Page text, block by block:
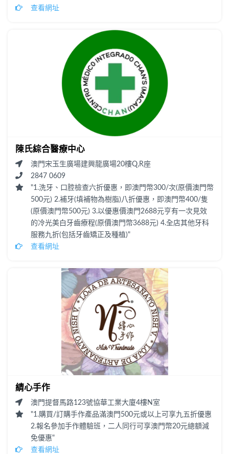
查看網址
陳氏綜合醫療中心
澳門宋玉生廣場建興龍廣場20樓Q,R座
2847 0609
"1.洗牙、口腔檢查六折優惠，即澳門幣300/次(原價澳門幣
500元) 2.補牙(填補物為樹脂)八折優惠，即澳門幣400/隻
(原價澳門幣500元) 3.以優惠價澳門2688元亨有一次見效
的冷光美白牙齒療程(原價澳門幣3688元) 4.全店其他牙科
服務九折(包括牙齒矯正及種植)"
查看網址
綪心手作
澳門提督馬路123號協華工業大廈4樓N室
"1.購買/訂購手作產品滿澳門500元或以上可享九五折優惠
2.報名參加手作體驗班，二人同行可享澳門幣20元總額減
免優惠"
查看網址